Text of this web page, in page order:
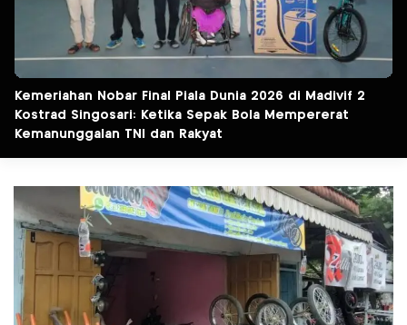
Kemeriahan Nobar Final Piala Dunia 2026 di Madivif 2
Kostrad Singosari: Ketika Sepak Bola Mempererat
Kemanunggalan TNI dan Rakyat